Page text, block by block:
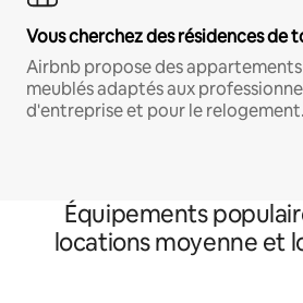
Vous cherchez des résidences de
Airbnb propose des
meublés adaptés aux
d'entreprise et pour le relogement.
Équipements
locations moyenne et